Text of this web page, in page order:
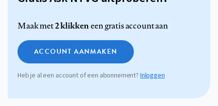
Maak met2 klikkeneen gratis account aan
ACCOUNT AANMAKEN
Heb je al een account of een abonnement? Inloggen